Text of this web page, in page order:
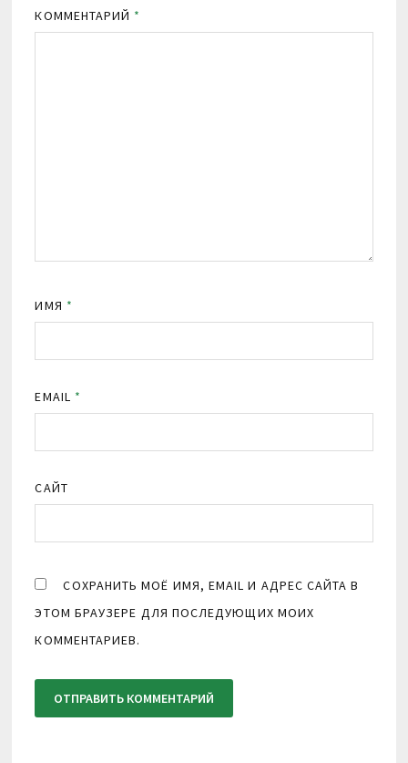
КОММЕНТАРИЙ *
ИМЯ *
EMAIL *
САЙТ
СОХРАНИТЬ МОЁ ИМЯ, EMAIL И АДРЕС САЙТА В
ЭТОМ БРАУЗЕРЕ ДЛЯ ПОСЛЕДУЮЩИХ МОИХ
КОММЕНТАРИЕВ.